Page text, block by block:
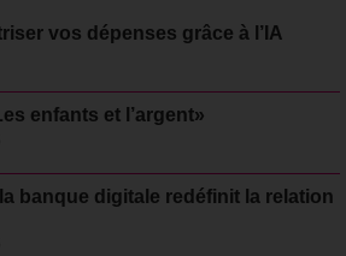
vos dépenses grâce à l’IA
enfants et l’argent»
banque digitale redéfinit la relation